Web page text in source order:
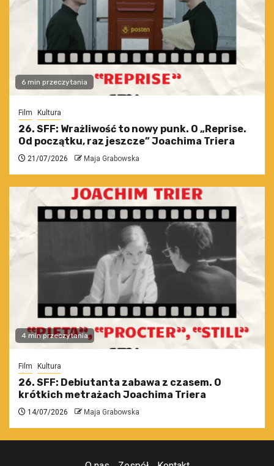
6 min przeczytania
Film Kultura
26. SFF: Wrażliwość to nowy punk. O „Reprise.
Od początku, raz jeszcze” Joachima Triera
21/07/2026 Maja Grabowska
4 min przeczytania
Film Kultura
26. SFF: Debiutanta zabawa z czasem. O
krótkich metrażach Joachima Triera
14/07/2026 Maja Grabowska